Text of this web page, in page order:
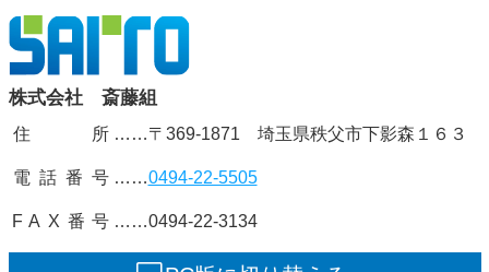
の
先
頭
へ
戻
戻
る
株式会社
斎藤組
株式会社 斎藤組
住 所……〒369-1871 埼玉県秩父市下影森１６３
電話番号……0494-22-5505
FAX番号……0494-22-3134